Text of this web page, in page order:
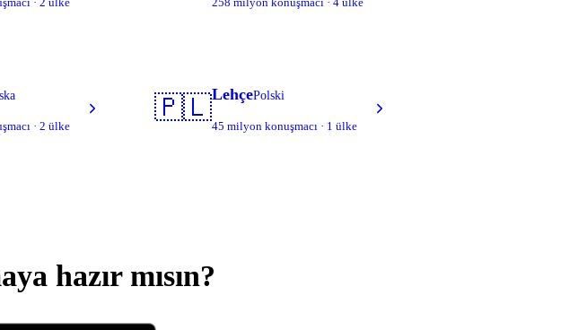
· 2 ülke
🇵🇱LehçePolski
45 milyon konuşmacı · 1 ülke
hazır mısın?